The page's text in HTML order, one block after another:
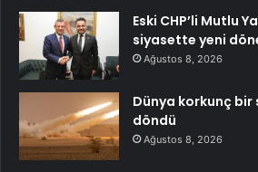
Eski CHP’li Mutlu
siyasette yeni
Ağustos 8, 2026
Dünya korkunç bir
döndü
Ağustos 8, 2026